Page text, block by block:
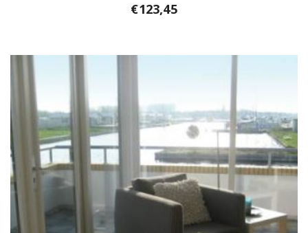
€123,45